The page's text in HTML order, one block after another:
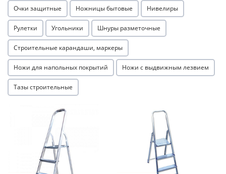
Очки защитные Ножницы бытовые Нивелиры
Рулетки Угольники Шнуры разметочные
Строительные карандаши, маркеры
Ножи для напольных покрытий Ножи с выдвижным лезвием
Тазы строительные